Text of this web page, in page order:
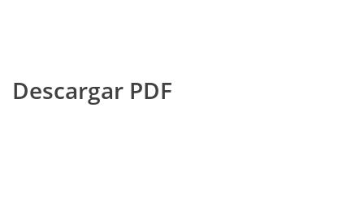
Descargar PDF